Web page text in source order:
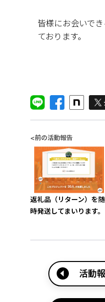
皆様にお会いで
ております。
<前の活動報告
返礼品（リターン）を随
時発送してまいります。
活動